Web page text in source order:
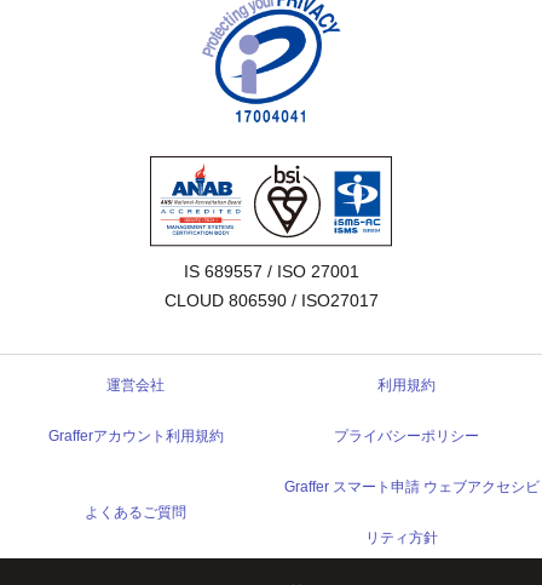
IS 689557 / ISO 27001
CLOUD 806590 / ISO27017
運営会社 利用規約
Grafferアカウント利用規約 プライバシーポリシー
よくあるご質問
Graffer スマート申請 ウェブアクセシビ
リティ方針